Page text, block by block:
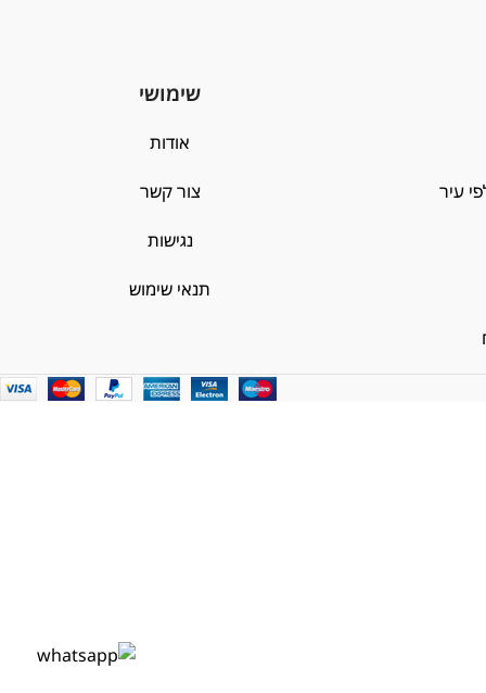
עיר
שימושי
אודות
צור קשר
נגישות
תנאי שימוש